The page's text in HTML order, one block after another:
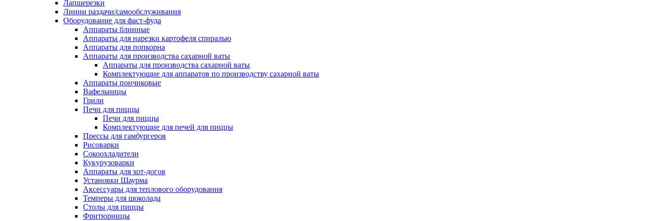
Лапшерезки
Линии раздачи/самообслуживания
Оборудование для фаст-фуда
Аппараты блинные
Аппараты для нарезки картофеля спиралью
Аппараты для попкорна
Аппараты для производства сахарной ваты
Аппараты для производства сахарной ваты
Комплектующие для аппаратов по производству сахарной ваты
Аппараты пончиковые
Вафельницы
Грили
Печи для пиццы
Печи для пиццы
Комплектующие для печей для пиццы
Прессы для гамбургеров
Рисоварки
Сокоохладители
Кукурузоварки
Аппараты для хот-догов
Установки Шаурма
Аксессуары для теплового оборудования
Темперы для шоколада
Столы для пиццы
Фритюрницы